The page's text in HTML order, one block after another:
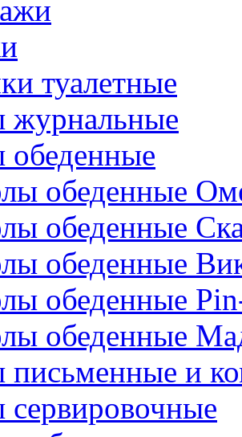
туалетные
журнальные
обеденные
обеденные
обеденные
обеденные
обеденные
обеденные
письменные и
сервировочные